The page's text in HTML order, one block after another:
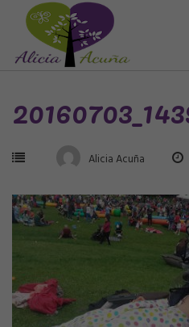
Saltar
contenido
Alicia Acuña